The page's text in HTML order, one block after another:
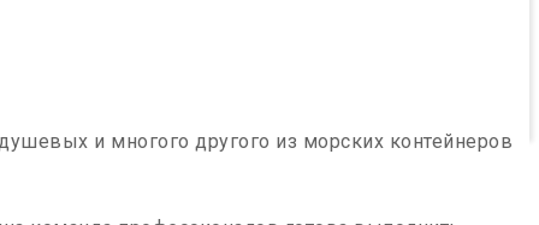
и многого другого из морских контейнеров